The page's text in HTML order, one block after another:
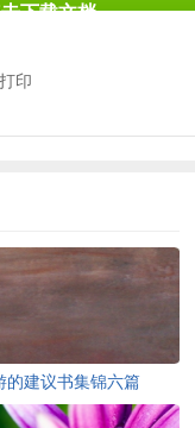
印
下载文档
的建议书集锦六篇